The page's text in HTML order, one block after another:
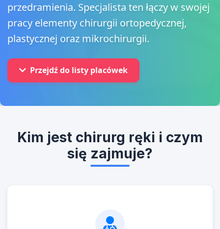
przedramienia. Specjalista ten łączy w swojej
pracy elementy chirurgii ortopedycznej,
plastycznej oraz mikrochirurgii.
Przejdź do listy placówek
Kim jest chirurg ręki i czym
się zajmuje?